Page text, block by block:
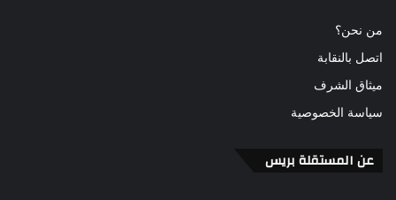
من نحن؟
اتصل بالنقابة
ميثاق الشرف
سياسة الخصوصية
عن المستقلة بريس